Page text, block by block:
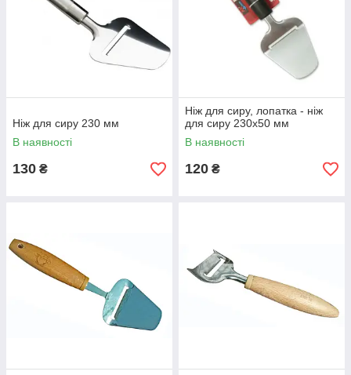
Ніж для сиру 230 мм
В наявності
130 ₴
Ніж для сиру, лопатка - ніж
для сиру 230х50 мм
В наявності
120 ₴